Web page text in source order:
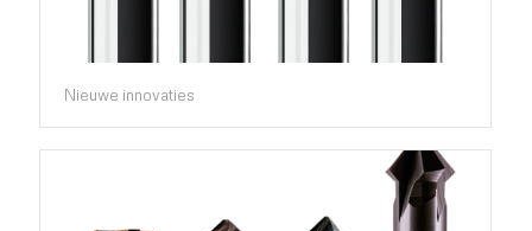
Nieuwe innovaties